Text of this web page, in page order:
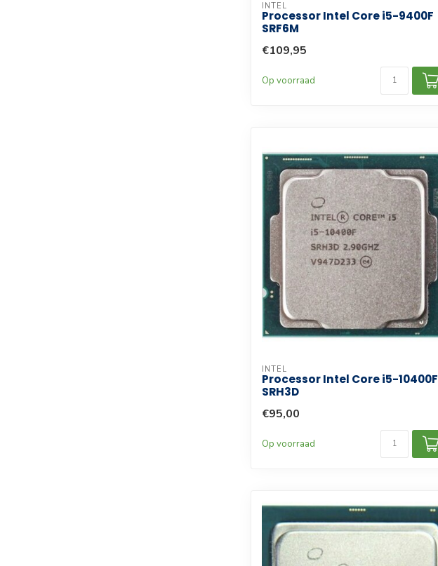
INTEL
Processor Intel Core i5-9400F
SRF6M
€109,95
Op voorraad
INTEL
Processor Intel Core i5-10400F
SRH3D
€95,00
Op voorraad